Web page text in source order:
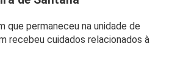
que permaneceu na unidade de
recebeu cuidados relacionados à